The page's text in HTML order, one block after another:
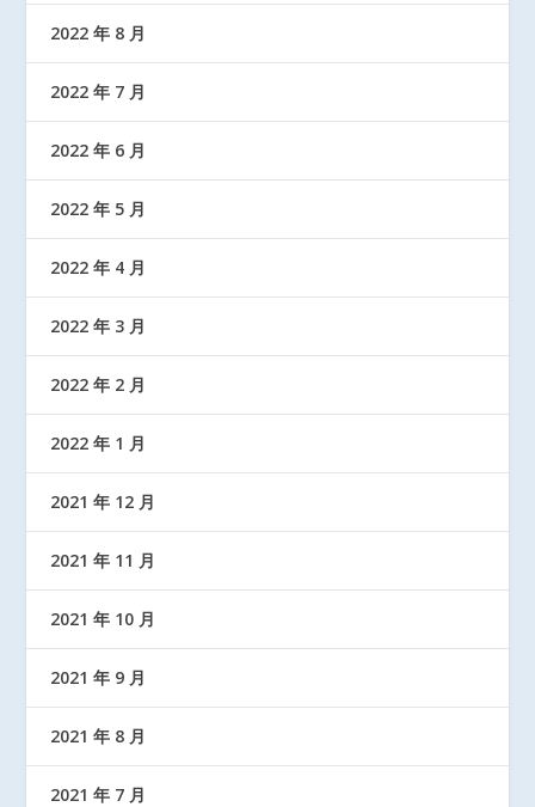
2022 年 8 月
2022 年 7 月
2022 年 6 月
2022 年 5 月
2022 年 4 月
2022 年 3 月
2022 年 2 月
2022 年 1 月
2021 年 12 月
2021 年 11 月
2021 年 10 月
2021 年 9 月
2021 年 8 月
2021 年 7 月